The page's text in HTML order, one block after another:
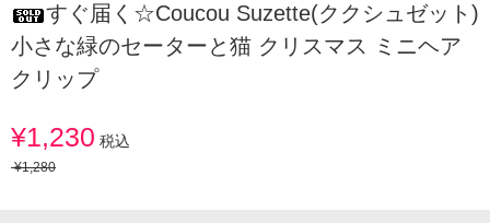
すぐ届く☆Coucou Suzette(ククシュゼット)
小さな緑のセーターと猫 クリスマス ミニヘア
クリップ
¥1,230 税込
¥1,280